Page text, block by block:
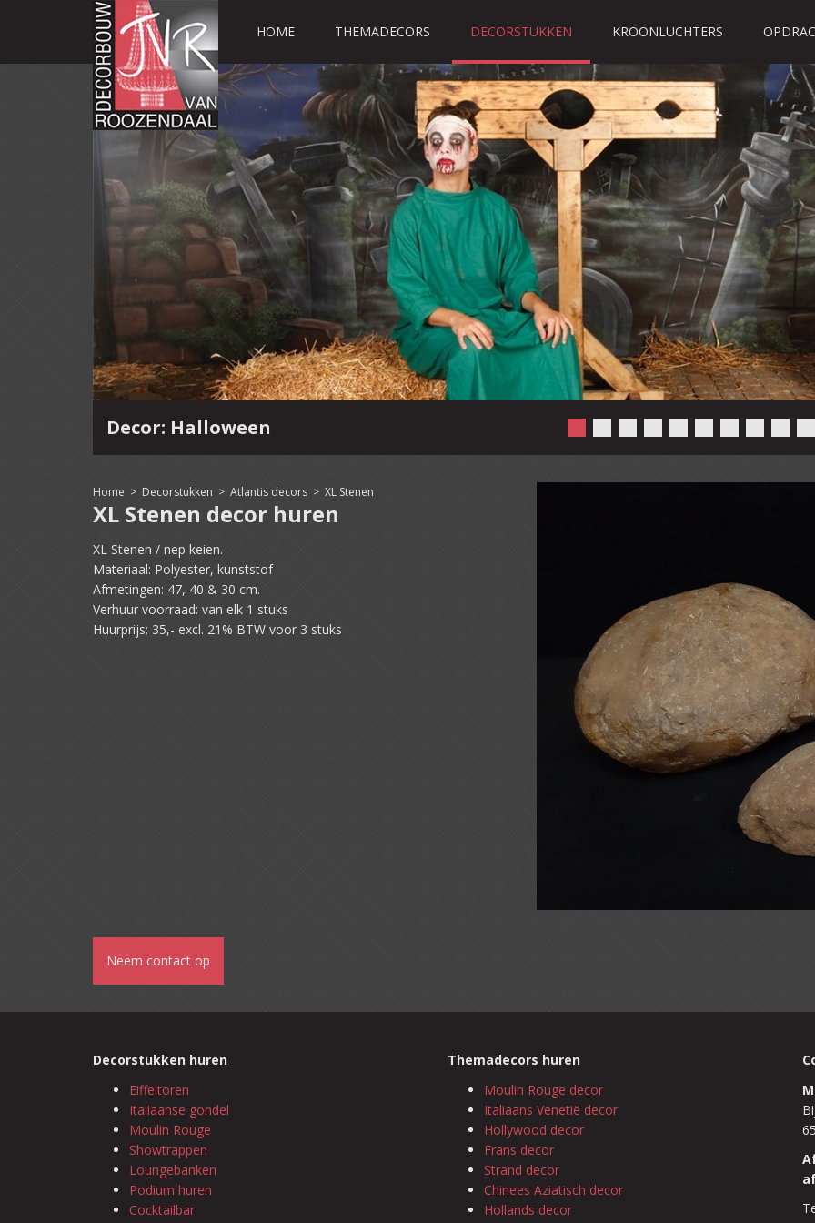
HOME THEMADECORS DECORSTUKKEN KROONLUCHTERS
Decor: Halloween
Home > Decorstukken > Atlantis decors > XL Stenen
XL Stenen decor huren
XL Stenen / nep keien.
Materiaal: Polyester, kunststof
Afmetingen: 47, 40 & 30 cm.
Verhuur voorraad: van elk 1 stuks
Huurprijs: 35,- excl. 21% BTW voor 3 stuks
Neem contact op
Decorstukken huren
Eiffeltoren
Italiaanse gondel
Moulin Rouge
Showtrappen
Loungebanken
Podium huren
Cocktailbar
Themadecors huren
Moulin Rouge decor
Italiaans Venetië decor
Hollywood decor
Frans decor
Strand decor
Chinees Aziatisch decor
Hollands decor